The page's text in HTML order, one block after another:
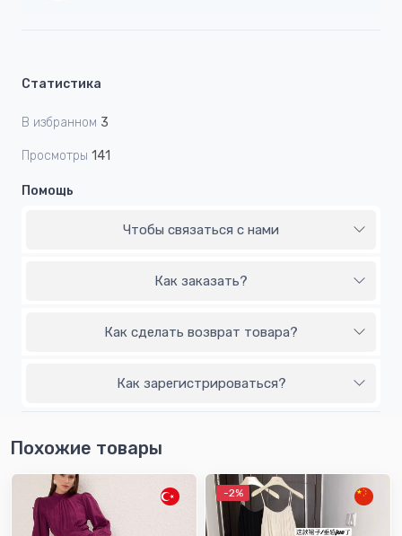
Статистика
В избранном 3
Просмотры 141
Помощь
Чтобы связаться с нами
Как заказать?
Как сделать возврат товара?
Как зарегистрироваться?
Похожие товары
-2%